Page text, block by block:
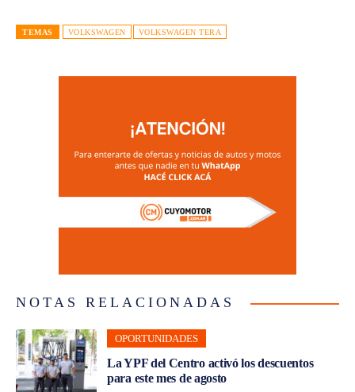
TEMAS VOLKSWAGEN VOLKSWAGEN TERA
NOTAS RELACIONADAS
OPORTUNIDADES
La YPF del Centro activó los descuentos
para este mes de agosto